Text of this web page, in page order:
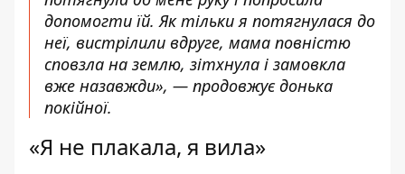
допомогти їй. Як тільки я потягнулася до
неї, вистрілили вдруге, мама повністю
сповзла на землю, зітхнула і замовкла
вже назавжди», — продовжує донька
покійної.
«Я не плакала, я вила»